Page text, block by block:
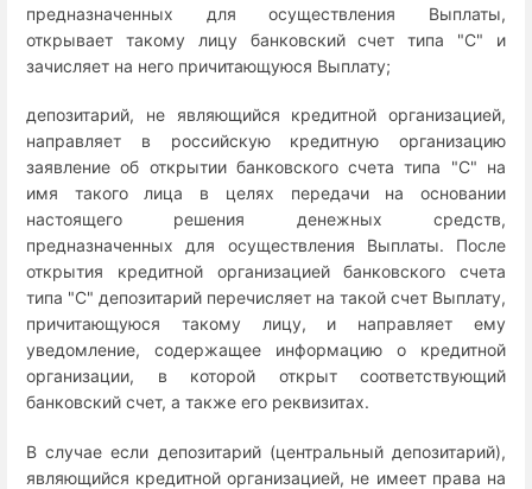
предназначенных для осуществления Выплаты,
открывает такому лицу банковский счет типа "C" и
зачисляет на него причитающуюся Выплату;
депозитарий, не являющийся кредитной организацией,
направляет в российскую кредитную организацию
заявление об открытии банковского счета типа "C" на
имя такого лица в целях передачи на основании
настоящего решения денежных средств,
предназначенных для осуществления Выплаты. После
открытия кредитной организацией банковского счета
типа "C" депозитарий перечисляет на такой счет Выплату,
причитающуюся такому лицу, и направляет ему
уведомление, содержащее информацию о кредитной
организации, в которой открыт соответствующий
банковский счет, а также его реквизитах.
В случае если депозитарий (центральный депозитарий),
являющийся кредитной организацией, не имеет права на